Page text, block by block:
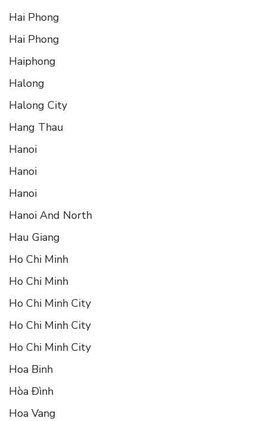
Hai Phong
Hai Phong
Haiphong
Halong
Halong City
Hang Thau
Hanoi
Hanoi
Hanoi
Hanoi And North
Hau Giang
Ho Chi Minh
Ho Chi Minh
Ho Chi Minh City
Ho Chi Minh City
Ho Chi Minh City
Hoa Binh
Hòa Ðình
Hoa Vang